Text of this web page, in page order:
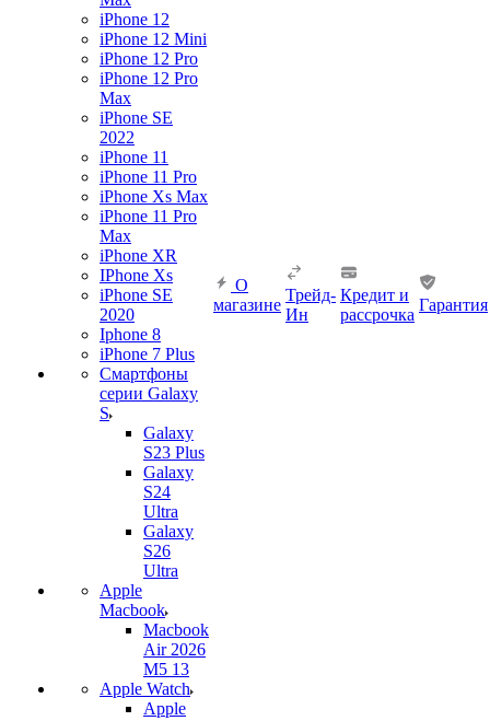
iPhone 12
iPhone 12 Mini
iPhone 12 Pro
iPhone 12 Pro
Max
iPhone SE
2022
iPhone 11
iPhone 11 Pro
iPhone Xs Max
iPhone 11 Pro
Max
iPhone XR
IPhone Xs
iPhone SE
2020
Iphone 8
iPhone 7 Plus
Смартфоны
серии Galaxy
S
Galaxy
S23 Plus
Galaxy
S24
Ultra
Galaxy
S26
Ultra
Apple
Macbook
Macbook
Air 2026
M5 13
Apple Watch
Apple
О
магазине
Трейд-
Ин
Кредит и
рассрочка
Гарантия